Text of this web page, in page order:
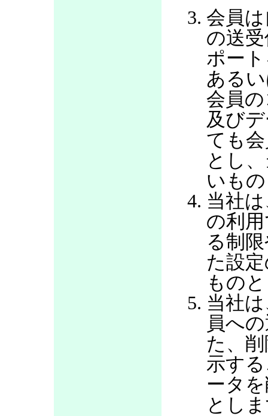
会員
の送
ポー
ある
会員
及び
ても
とし
いも
当社
の利
る制
た設
もの
当社
員へ
た、
示す
ータ
とし